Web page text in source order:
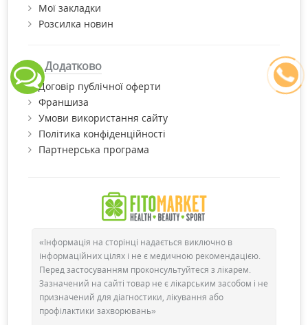
Мої закладки
Розсилка новин
Додатково
Договір публічної оферти
Франшиза
Умови використання сайту
Політика конфіденційності
Партнерська програма
«Інформація на сторінці надається виключно в
інформаційних цілях і не є медичною рекомендацією.
Перед застосуванням проконсультуйтеся з лікарем.
Зазначений на сайті товар не є лікарським засобом і не
призначений для діагностики, лікування або
профілактики захворювань»